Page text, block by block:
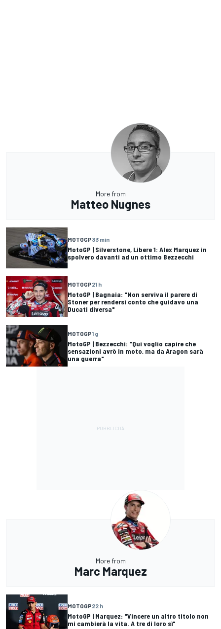
More from
Matteo Nugnes
MOTOGP33 min
MotoGP | Silverstone, Libere 1: Alex Marquez in
spolvero davanti ad un ottimo Bezzecchi
MOTOGP21 h
MotoGP | Bagnaia: "Non serviva il parere di
Stoner per rendersi conto che guidavo una
Ducati diversa"
MOTOGP1 g
MotoGP | Bezzecchi: "Qui voglio capire che
sensazioni avrò in moto, ma da Aragon sarà
una guerra"
More from
Marc Marquez
MOTOGP22 h
MotoGP | Marquez: "Vincere un altro titolo non
mi cambierà la vita. A tre di loro sì"